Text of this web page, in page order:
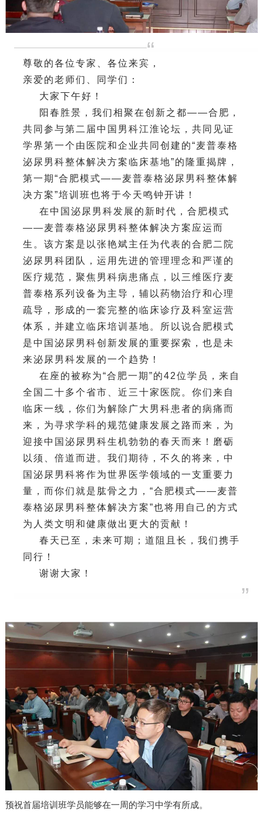
“
尊敬的各位专家、各位来宾，
亲爱的老师们、同学们：
大家下午好！
阳春胜景，我们相聚在创新之都——合肥，
共同参与第二届中国男科江淮论坛，共同见证
学界第一个由医院和企业共同创建的“麦普泰格
泌尿男科整体解决方案临床基地”的隆重揭牌，
第一期“合肥模式——麦普泰格泌尿男科整体解
决方案”培训班也将于今天鸣钟开讲！
在中国泌尿男科发展的新时代，合肥模式
——麦普泰格泌尿男科整体解决方案应运而
生。该方案是以张艳斌主任为代表的合肥二院
泌尿男科团队，运用先进的管理理念和严谨的
医疗规范，聚焦男科病患痛点，以三维医疗麦
普泰格系列设备为主导，辅以药物治疗和心理
疏导，形成的一套完整的临床诊疗及科室运营
体系，并建立临床培训基地。所以说合肥模式
是中国泌尿男科创新发展的重要探索，也是未
来泌尿男科发展的一个趋势！
在座的被称为“合肥一期”的42位学员，来自
全国二十多个省市、近三十家医院。你们来自
临床一线，你们为解除广大男科患者的病痛而
来，为寻求学科的规范健康发展之路而来，为
迎接中国泌尿男科生机勃勃的春天而来！磨砺
以须、倍道而进。我们期待，不久的将来，中
国泌尿男科将作为世界医学领域的一支重要力
量，而你们就是肱骨之力，“合肥模式——麦普
泰格泌尿男科整体解决方案”也将用自己的方式
为人类文明和健康做出更大的贡献！
春天已至，未来可期；道阻且长，我们携手
同行！
谢谢大家！
”
预祝首届培训班学员能够在一周的学习中学有所成。